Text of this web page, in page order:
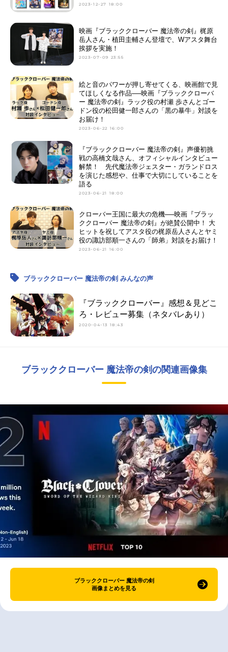
2023-12-27 18:00
映画『ブラッククローバー 魔法帝の剣』梶原
岳人さん・植田圭輔さん登壇で、Wアスタ舞台
挨拶を実施！
2023-07-09 23:55
絵と音のパワーが押し寄せてくる、映画館で見
てほしくなる作品──映画『ブラッククローバ
ー 魔法帝の剣』ラック役の村瀬 歩さんとゴー
ドン役の松田健一郎さんの「黒の暴牛」対談を
お届け！
2023-06-22 16:00
『ブラッククローバー 魔法帝の剣』声優初挑
戦の高橋文哉さん、オフィシャルインタビュー
解禁！ 先代魔法帝ジェスター・ガランドロス
を演じた感想や、仕事で大切にしていることを
語る
2023-06-21 18:00
クローバー王国に最大の危機──映画『ブラッ
ククローバー 魔法帝の剣』が絶賛公開中！ 大
ヒットを祝してアスタ役の梶原岳人さんとヤミ
役の諏訪部順一さんの「師弟」対談をお届け！
2023-06-21 16:00
ブラッククローバー 魔法帝の剣 みんなの声
『ブラッククローバー』感想＆見どこ
ろ・レビュー募集（ネタバレあり）
2020-04-13 18:43
ブラッククローバー 魔法帝の剣の関連画像集
ブラッククローバー 魔法帝の剣
画像まとめを見る